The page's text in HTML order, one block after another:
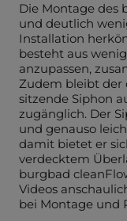
Die Montage des
und deutlich
Installation
besteht aus
anzupassen,
Zudem bleibt der
sitzende Siphon
zugänglich. Der
und genauso
damit bietet er
verdecktem
burgbad
Videos
bei Montage und